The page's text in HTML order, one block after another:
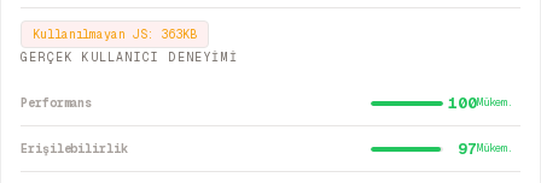
Kullanılmayan JS: 363KB
GERÇEK KULLANICI DENEYİMİ
Performans 100Mükem.
Erişilebilirlik 97Mükem.